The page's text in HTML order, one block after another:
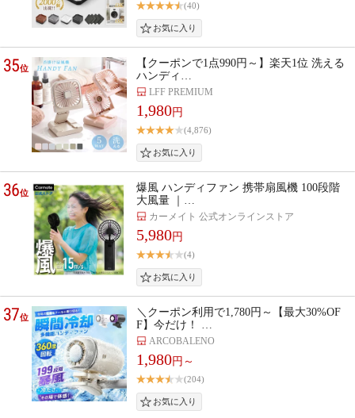
(40)
35位
【クーポンで1点990円～】楽天1位 洗える
ハンディ…
LFF PREMIUM
1,980円
(4,876)
36位
爆風 ハンディファン 携帯扇風機 100段階
大風量 ｜…
カーメイト 公式オンラインストア
5,980円
(4)
37位
＼クーポン利用で1,780円～【最大30%OF
F】今だけ！ …
ARCOBALENO
1,980円～
(204)